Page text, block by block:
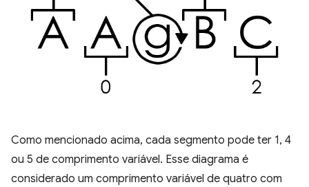
Como mencionado acima, cada segmento pode ter 1, 4
ou 5 de comprimento variável. Esse diagrama é
considerado um comprimento variável de quatro com